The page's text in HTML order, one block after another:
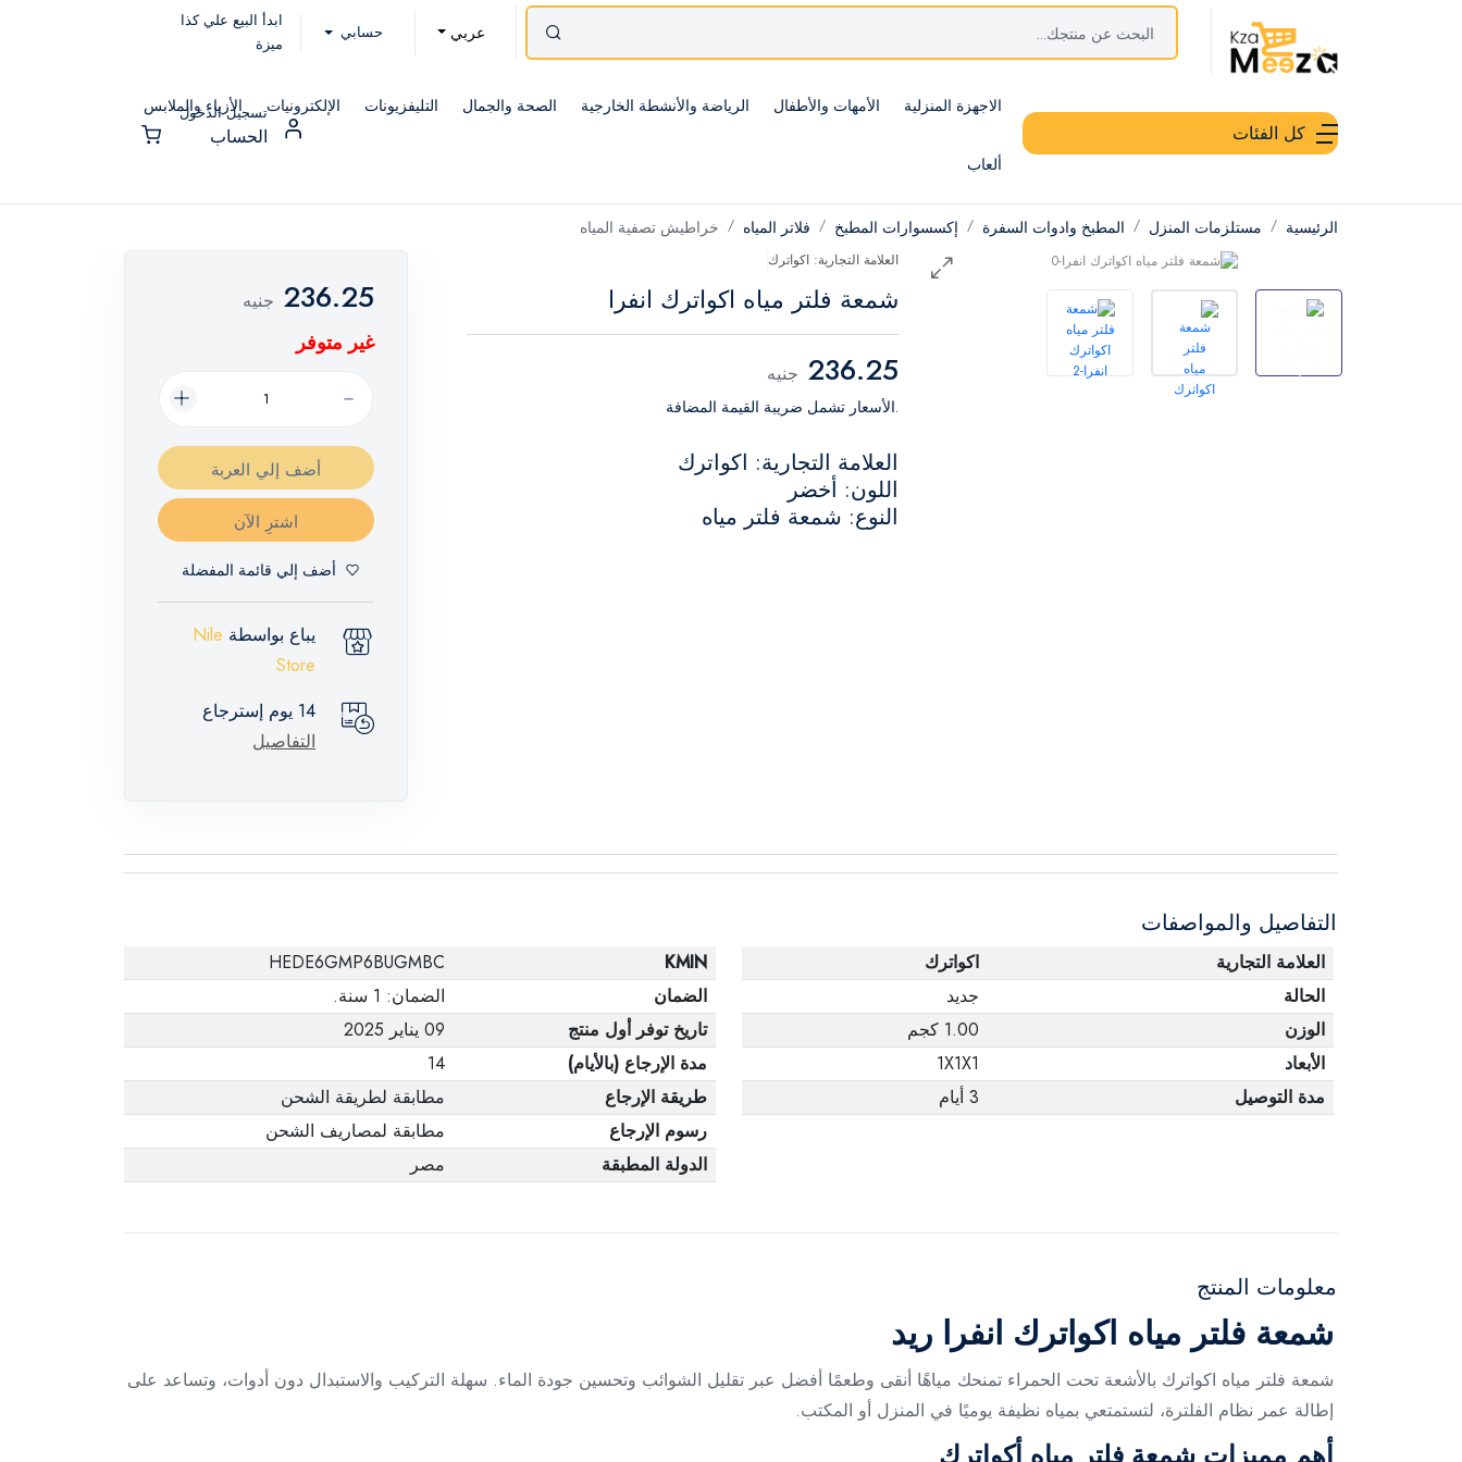
عربي حسابي
ابدأ البيع علي كذا
ميزة
كل الفئات
الاجهزة المنزلية الأمهات والأطفال الرياضة والأنشطة الخارجية الصحة والجمال التليفزيونات الإلكترونيات الأزياء والملابس
ألعاب
تسجيل الدخول
الحساب
الرئيسية مستلزمات المنزل المطبخ وادوات السفرة إكسسوارات المطبخ فلاتر المياه خراطيش تصفية المياه
العلامة التجارية: اكواترك
شمعة فلتر مياه اكواترك انفرا
236.25 جنيه
.الأسعار تشمل ضريبة القيمة المضافة
العلامة التجارية: اكواترك
اللون: أخضر
النوع: شمعة فلتر مياه
236.25 جنيه
غير متوفر
أضف إلي العربة
اشترِ الآن
أضف إلي قائمة المفضلة
يباع بواسطة Nile
Store
14 يوم إسترجاع
التفاصيل
التفاصيل والمواصفات
العلامة التجارية
اكواترك
الحالة
جديد
الوزن
1.00 كجم
الأبعاد
1X1X1
مدة التوصيل
3 أيام
KMIN
HEDE6GMP6BUGMBC
الضمان
الضمان: 1 سنة.
تاريخ توفر أول منتج
09 يناير 2025
مدة الإرجاع (بالأيام)
14
طريقة الإرجاع
مطابقة لطريقة الشحن
رسوم الإرجاع
مطابقة لمصاريف الشحن
الدولة المطبقة
مصر
معلومات المنتج
شمعة فلتر مياه اكواترك انفرا ريد
شمعة فلتر مياه اكواترك بالأشعة تحت الحمراء تمنحك مياهًا أنقى وطعمًا أفضل عبر تقليل الشوائب وتحسين جودة الماء. سهلة التركيب والاستبدال دون أدوات، وتساعد على
إطالة عمر نظام الفلترة، لتستمتعي بمياه نظيفة يوميًا في المنزل أو المكتب.